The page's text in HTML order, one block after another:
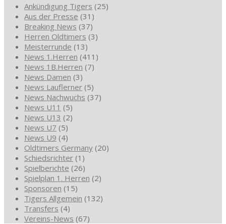
Ankündigung Tigers (25)
Aus der Presse (31)
Breaking News (37)
Herren Oldtimers (3)
Meisterrunde (13)
News 1.Herren (411)
News 1B.Herren (7)
News Damen (3)
News Lauflerner (5)
News Nachwuchs (37)
News U11 (5)
News U13 (2)
News U7 (5)
News U9 (4)
Oldtimers Germany (20)
Schiedsrichter (1)
Spielberichte (26)
Spielplan 1. Herren (2)
Sponsoren (15)
Tigers Allgemein (132)
Transfers (4)
Vereins-News (67)